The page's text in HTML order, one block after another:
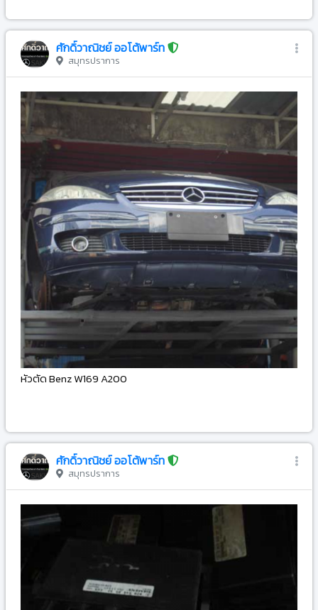
ศักดิ์วาณิชย์ ออโต้พาร์ท
สมุทรปราการ
หัวตัด Benz W169 A200
ศักดิ์วาณิชย์ ออโต้พาร์ท
สมุทรปราการ